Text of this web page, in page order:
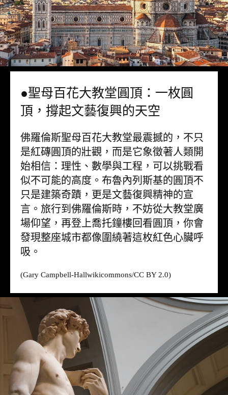
●聖母百花大教堂圓頂：一枚圓
頂，撐起文藝復興的天空
佛羅倫斯聖母百花大教堂最震撼的，不只
是紅磚圓頂的壯觀，而是它象徵著人類開
始相信：理性、數學與工程，可以挑戰看
似不可能的高度。布魯內列斯基的圓頂不
只是建築奇蹟，更是文藝復興精神的宣
言。旅行到佛羅倫斯時，不妨從大教堂廣
場仰望，再登上喬托鐘樓回看圓頂，你會
發現整座城市都像圍繞著這枚紅色心臟呼
吸。
(Gary Campbell-Hallwikicommons/CC BY 2.0)